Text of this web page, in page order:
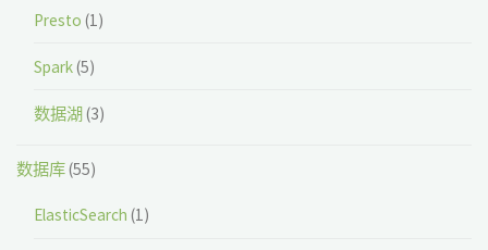
Presto (1)
Spark(5)
数据湖(3)
数据库(55)
ElasticSearch (1)